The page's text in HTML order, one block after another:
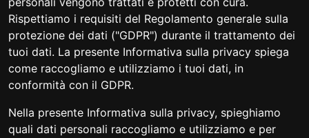
Rispettiamo i requisiti del Regolamento generale sulla
protezione dei dati ("GDPR") durante il trattamento dei
tuoi dati. La presente Informativa sulla privacy spiega
come raccogliamo e utilizziamo i tuoi dati, in
conformità con il GDPR.
Nella presente Informativa sulla privacy, spieghiamo
quali dati personali raccogliamo e utilizziamo e per